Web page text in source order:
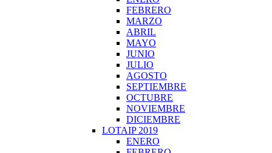
FEBRERO
MARZO
ABRIL
MAYO
JUNIO
JULIO
AGOSTO
SEPTIEMBRE
OCTUBRE
NOVIEMBRE
DICIEMBRE
LOTAIP 2019
ENERO